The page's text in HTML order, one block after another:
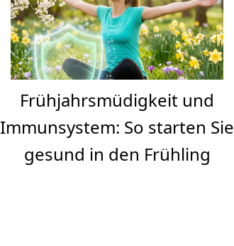
Frühjahrsmüdigkeit und
Immunsystem: So starten Sie
gesund in den Frühling